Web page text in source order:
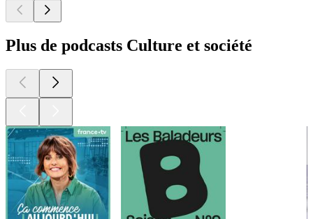
Plus de podcasts Culture et société